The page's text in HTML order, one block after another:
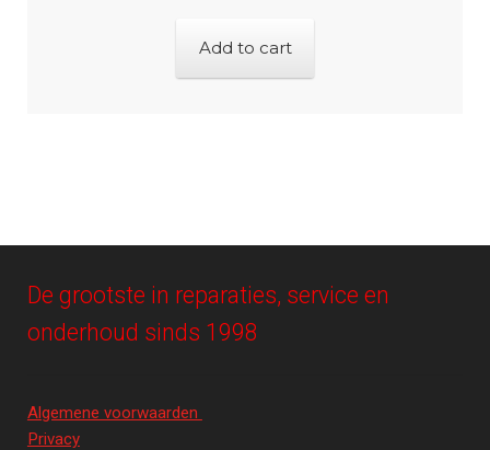
Add to cart
De grootste in reparaties, service en
onderhoud sinds 1998
Algemene voorwaarden
Privacy